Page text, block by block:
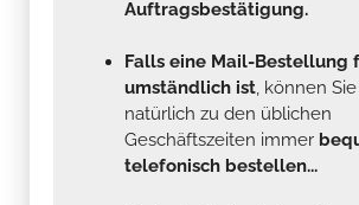
Auftragsbestätigung.
Falls eine Mail-Bestellung
umständlich ist, können
natürlich zu den üblichen
Geschäftszeiten immer
telefonisch bestellen...